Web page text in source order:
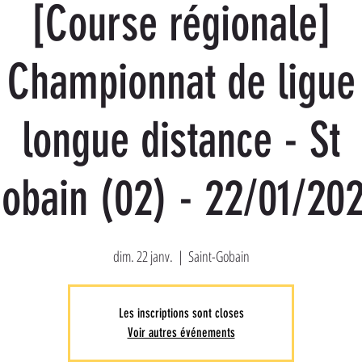
[Course régionale]
Championnat de ligue
longue distance - St
(02) - 22/01/
dim. 22 janv.
  |
Saint-Gobain
Les inscriptions sont closes
Voir autres événements